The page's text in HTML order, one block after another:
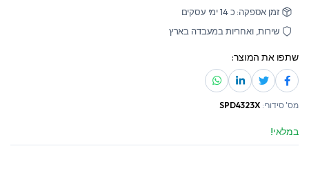
זמן אספקה: כ 14 ימי עסקים
שירות, ואחריות במעבדה בארץ
שתפו את המוצר:
מס' סידורי: SPD4323X
במלאי!